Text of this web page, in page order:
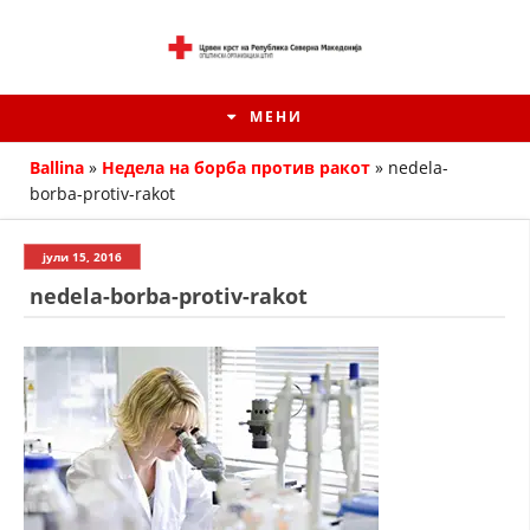
МЕНИ
ИСТОРИЈАТ НА ЦКРМ
ИСТОРИЈАТ НА ДВИЖЕЊЕТО
Ballina » Недела на борба против ракот » nedela-
borba-protiv-rakot
јули 15, 2016
nedela-borba-protiv-rakot